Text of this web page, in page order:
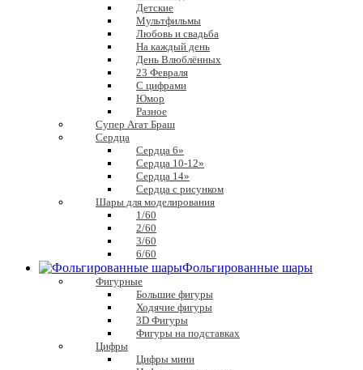
Детские
Мультфильмы
Любовь и свадьба
На каждый день
День Влюблённых
23 Февраля
С цифрами
Юмор
Разное
Супер Агат Браш
Сердца
Сердца 6»
Сердца 10-12»
Сердца 14»
Сердца с рисунком
Шары для моделирования
1/60
2/60
3/60
6/60
Фольгированные шары
Фигурные
Большие фигуры
Ходячие фигуры
3D Фигуры
Фигуры на подставках
Цифры
Цифры мини